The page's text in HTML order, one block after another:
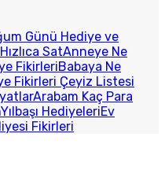
Günü Hediye ve
SatAnneye Ne
FikirleriBabaya Ne
Fikirleri Çeyiz Listesi
Arabam Kaç Para
Yılbaşı HediyeleriEv
Fikirleri